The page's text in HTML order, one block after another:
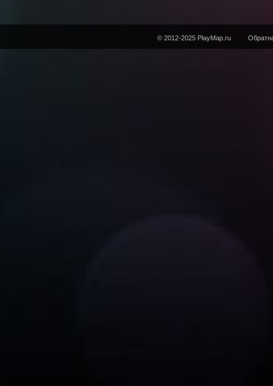
© 2012-2025 PlayMap.ru